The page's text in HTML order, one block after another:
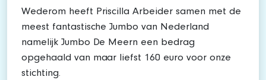
Wederom heeft Priscilla Arbeider samen met de
meest fantastische Jumbo van Nederland
namelijk Jumbo De Meern een bedrag
opgehaald van maar liefst 160 euro voor onze
stichting.